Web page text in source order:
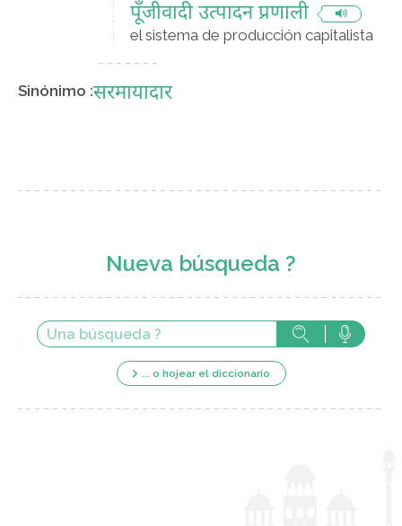
पूँजीवादी उत्पादन प्रणाली
el sistema de producción capitalista
Sinónimo :सरमायादार
Nueva búsqueda ?
... o hojear el diccionario